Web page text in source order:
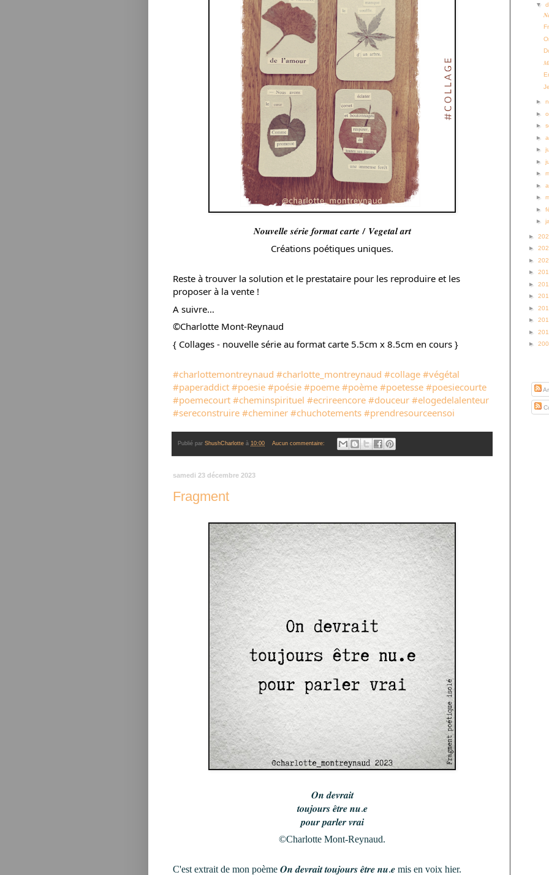
𝑵𝒐𝒖𝒗𝒆𝒍𝒍𝒆 𝒔𝒆́𝒓𝒊𝒆 𝒇𝒐𝒓𝒎𝒂𝒕 𝒄𝒂𝒓𝒕𝒆 / 𝑽𝒆𝒈𝒆𝒕𝒂𝒍 𝒂𝒓𝒕
Créations poétiques uniques.
Reste à trouver la solution et le prestataire pour les reproduire et les
proposer à la vente !
A suivre…
©Charlotte Mont-Reynaud
{ Collages - nouvelle série au format carte 5.5cm x 8.5cm en cours }
#charlottemontreynaud #charlotte_montreynaud #collage #végétal
#paperaddict #poesie #poésie #poeme #poème #poetesse #poesiecourte
#poemecourt #cheminspirituel #ecrireencore #douceur #elogedelalenteur
#sereconstruire #cheminer #chuchotements #prendresourceensoi
Publié par ShushCharlotte à 10:00 Aucun commentaire:
samedi 23 décembre 2023
Fragment
𝑶𝒏 𝒅𝒆𝒗𝒓𝒂𝒊𝒕
𝒕𝒐𝒖𝒋𝒐𝒖𝒓𝒔 𝒆̂𝒕𝒓𝒆 𝒏𝒖.𝒆
𝒑𝒐𝒖𝒓 𝒑𝒂𝒓𝒍𝒆𝒓 𝒗𝒓𝒂𝒊
©Charlotte Mont-Reynaud.
C'est extrait de mon poème 𝑶𝒏 𝒅𝒆𝒗𝒓𝒂𝒊𝒕 𝒕𝒐𝒖𝒋𝒐𝒖𝒓𝒔 𝒆̂𝒕𝒓𝒆 𝒏𝒖.𝒆 mis en voix hier.
▼
►
►
►
►
►
►
►
►
►
►
►
►
►
►
►
►
►
►
►
►
►